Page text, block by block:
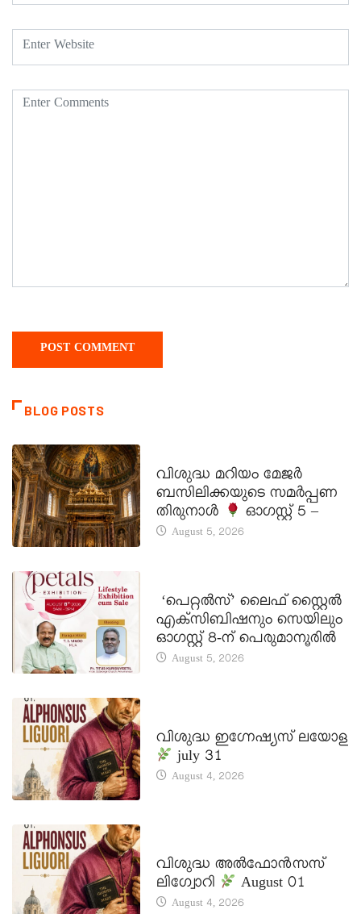
BLOG POSTS
വിശുദ്ധ മറിയം മേജർ
ബസിലിക്കയുടെ സമർപ്പണ
തിരുനാൾ
ഓഗസ്റ്റ് 5 –
August 5, 2026
‘പെറ്റൽസ്’ ലൈഫ് സ്റ്റൈൽ
എക്സിബിഷനും സെയിലും
ഓഗസ്റ്റ് 8-ന് പെരുമാനൂരിൽ
August 5, 2026
വിശുദ്ധ ഇഗ്നേഷ്യസ് ലയോള
july 31
August 4, 2026
വിശുദ്ധ അൽഫോൻസസ്
ലിഗ്വോറി
August 01
August 4, 2026